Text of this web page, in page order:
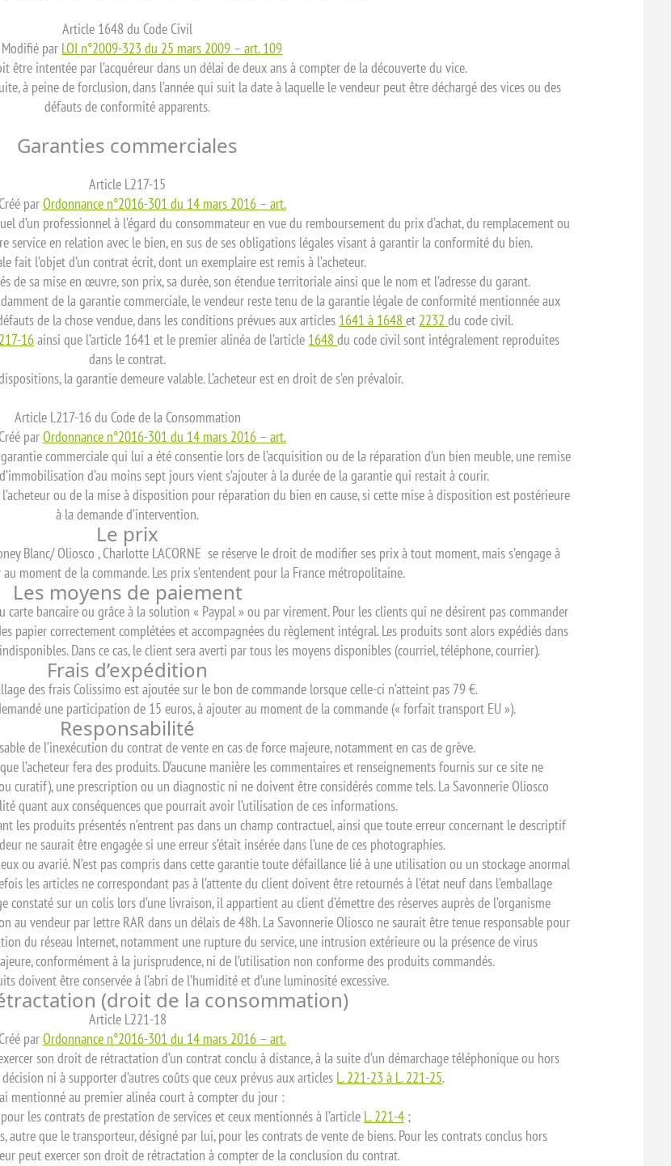
Article 1648 du Code Civil
Modifié par LOI n°2009-323 du 25 mars 2009 – art. 109
être intentée par l’acquéreur dans un délai de deux ans à compter de la découverte du vice.
à peine de forclusion, dans l’année qui suit la date à laquelle le vendeur peut être déchargé des vices ou des
défauts de conformité apparents.
Garanties commerciales
Article L217-15
parOrdonnance n°2016-301 du 14 mars 2016 – art.
d’un professionnel à l’égard du consommateur en vue du remboursement du prix d’achat, du remplacement ou
en relation avec le bien, en sus de ses obligations légales visant à garantir la conformité du bien.
fait l’objet d’un contrat écrit, dont un exemplaire est remis à l’acheteur.
de sa mise en œuvre, son prix, sa durée, son étendue territoriale ainsi que le nom et l’adresse du garant.
de la garantie commerciale, le vendeur reste tenu de la garantie légale de conformité mentionnée aux
de la chose vendue, dans les conditions prévues aux articles 1641 à 1648et 2232du code civil.
16ainsi que l’article 1641 et le premier alinéa de l’article 1648du code civil sont intégralement reproduites
dans le contrat.
la garantie demeure valable. L’acheteur est en droit de s’en prévaloir.
Article L217-16 du Code de la Consommation
parOrdonnance n°2016-301 du 14 mars 2016 – art.
commerciale qui lui a été consentie lors de l’acquisition ou de la réparation d’un bien meuble, une remise
d’au moins sept jours vient s’ajouter à la durée de la garantie qui restait à courir.
ou de la mise à disposition pour réparation du bien en cause, si cette mise à disposition est postérieure
à la demande d’intervention.
Le prix
Blanc/ Oliosco , Charlotte LACORNE se réserve le droit de modifier ses prix à tout moment, mais s’engage à
moment de la commande. Les prix s’entendent pour la France métropolitaine.
Les moyens de paiement
carte bancaire ou grâce à la solution « Paypal » ou par virement. Pour les clients qui ne désirent pas commander
papier correctement complétées et accompagnées du règlement intégral. Les produits sont alors expédiés dans
Dans ce cas, le client sera averti par tous les moyens disponibles (courriel, téléphone, courrier).
Frais d’expédition
des frais Colissimo est ajoutée sur le bon de commande lorsque celle-ci n’atteint pas 79 €.
une participation de 15 euros, à ajouter au moment de la commande (« forfait transport EU »).
Responsabilité
de l’inexécution du contrat de vente en cas de force majeure, notamment en cas de grève.
l’acheteur fera des produits. D’aucune manière les commentaires et renseignements fournis sur ce site ne
une prescription ou un diagnostic ni ne doivent être considérés comme tels. La Savonnerie Oliosco
quant aux conséquences que pourrait avoir l’utilisation de ces informations.
les produits présentés n’entrent pas dans un champ contractuel, ainsi que toute erreur concernant le descriptif
ne saurait être engagée si une erreur s’était insérée dans l’une de ces photographies.
ou avarié. N’est pas compris dans cette garantie toute défaillance lié à une utilisation ou un stockage anormal
les articles ne correspondant pas à l’attente du client doivent être retournés à l’état neuf dans l’emballage
constaté sur un colis lors d’une livraison, il appartient au client d’émettre des réserves auprès de l’organisme
au vendeur par lettre RAR dans un délais de 48h. La Savonnerie Oliosco ne saurait être tenue responsable pour
du réseau Internet, notamment une rupture du service, une intrusion extérieure ou la présence de virus
conformément à la jurisprudence, ni de l’utilisation non conforme des produits commandés.
doivent être conservée à l’abri de l’humidité et d’une luminosité excessive.
(droit de la consommation)
Article L221-18
parOrdonnance n°2016-301 du 14 mars 2016 – art.
son droit de rétractation d’un contrat conclu à distance, à la suite d’un démarchage téléphonique ou hors
ni à supporter d’autres coûts que ceux prévus aux articles L. 221-23 à L. 221-25.
mentionné au premier alinéa court à compter du jour :
les contrats de prestation de services et ceux mentionnés à l’article L. 221-4;
que le transporteur, désigné par lui, pour les contrats de vente de biens. Pour les contrats conclus hors
peut exercer son droit de rétractation à compter de la conclusion du contrat.